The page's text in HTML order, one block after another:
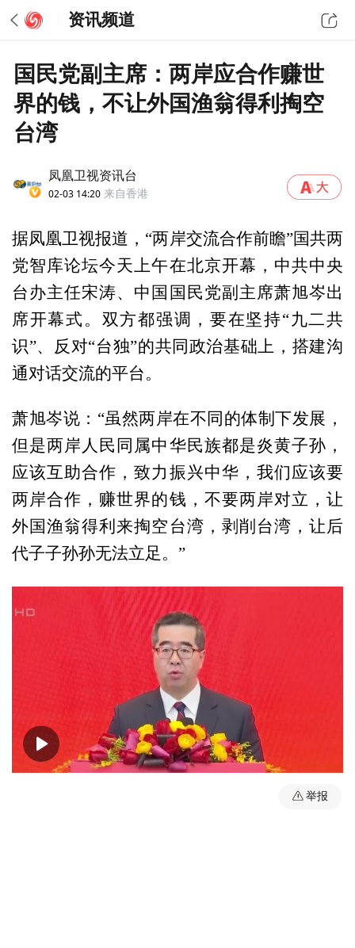
资讯频道
国民党副主席：两岸应合作赚世
界的钱，不让外国渔翁得利掏空
台湾
凤凰卫视资讯台
02-03 14:20 来自香港
据凤凰卫视报道，“两岸交流合作前瞻”国共两
党智库论坛今天上午在北京开幕，中共中央
台办主任宋涛、中国国民党副主席萧旭岑出
席开幕式。双方都强调，要在坚持“九二共
识”、反对“台独”的共同政治基础上，搭建沟
通对话交流的平台。
萧旭岑说：“虽然两岸在不同的体制下发展，
但是两岸人民同属中华民族都是炎黄子孙，
应该互助合作，致力振兴中华，我们应该要
两岸合作，赚世界的钱，不要两岸对立，让
外国渔翁得利来掏空台湾，剥削台湾，让后
代子子孙孙无法立足。”
00:00
举报